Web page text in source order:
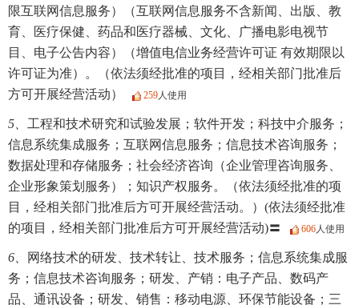
限互联网信息服务）（互联网信息服务不含新闻、出版、教
育、医疗保健、药品和医疗器械、文化、广播电影电视节
目、电子公告内容）（增值电信业务经营许可证 有效期限以
许可证为准）。（依法须经批准的项目，经相关部门批准后
方可开展经营活动）
259人使用
5、 工程和技术研究和试验发展；软件开发；科技中介服务；
信息系统集成服务；互联网信息服务；信息技术咨询服务；
数据处理和存储服务；社会经济咨询（企业管理咨询服务、
企业形象策划服务）；知识产权服务。（依法须经批准的项
目，经相关部门批准后方可开展经营活动。）(依法须经批准
的项目，经相关部门批准后方可开展经营活动)〓
606人使用
6、
网络技术的研发、技术转让、技术服务；信息系统集成服
务；信息技术咨询服务；研发、产销：电子产品、数码产
品、通讯设备；研发、销售：移动电源、环保节能设备；三